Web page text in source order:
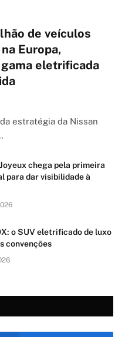
de veículos
Europa,
eletrificada
estratégia da Nissan
chega pela primeira
para dar visibilidade à
o SUV eletrificado de luxo
convenções